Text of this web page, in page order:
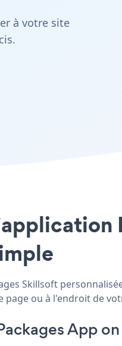
à votre site
Skillsoft
page ou à l'endroit de
App